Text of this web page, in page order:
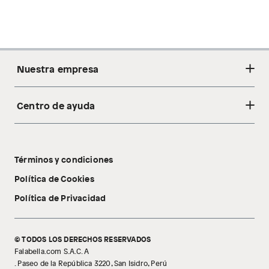
Nuestra empresa
Acerca de nosotros
Tecnología Pillow Walk
Centro de ayuda
Libro de reclamaciones
Términos y condiciones
Política de Cookies
Política de Privacidad
© TODOS LOS DERECHOS RESERVADOS
Falabella.com S.A.C. A
. Paseo de la República 3220, San Isidro, Perú